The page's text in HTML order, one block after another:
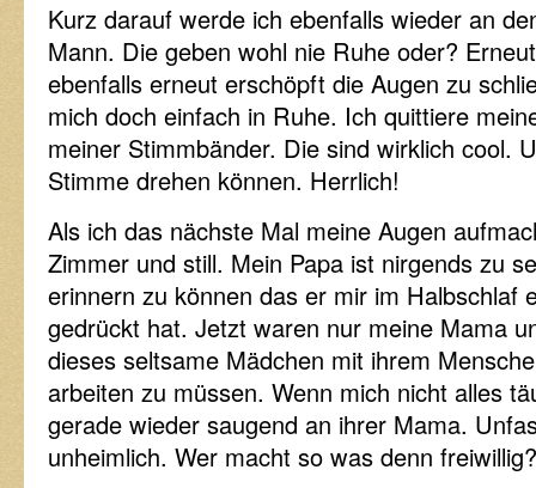
Kurz darauf werde ich ebenfalls wieder an
Mann. Die geben wohl nie Ruhe oder?
ebenfalls erneut erschöpft die Augen zu
mich doch einfach in Ruhe. Ich quittiere
meiner Stimmbänder. Die sind wirklich cool.
Stimme drehen können. Herrlich!
Als ich das nächste Mal meine Augen
Zimmer und still. Mein Papa ist nirgends zu
erinnern zu können das er mir im Halbschlaf
gedrückt hat. Jetzt waren nur meine Mama
dieses seltsame Mädchen mit ihrem
arbeiten zu müssen. Wenn mich nicht alles
gerade wieder saugend an ihrer Mama.
unheimlich. Wer macht so was denn freiwillig?